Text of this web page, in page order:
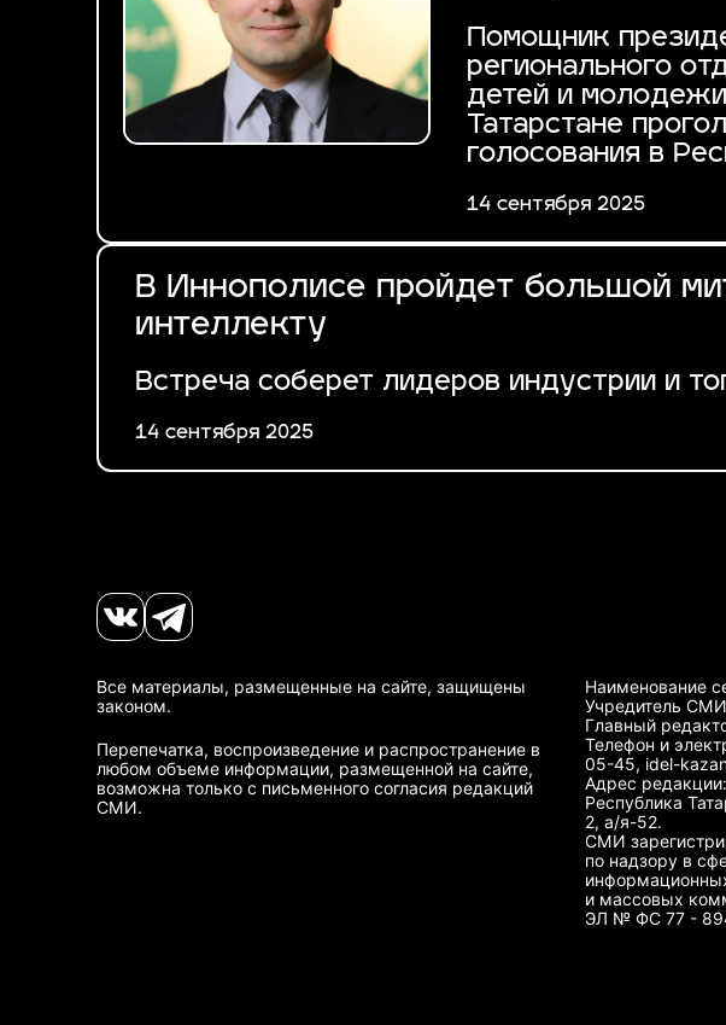
Помощник
регионального
детей и
Татарстане
голосования в
14 сентября 2025
В Иннополисе пройдет большой
интеллекту
Встреча соберет лидеров индустрии и
14 сентября 2025
Все материалы, размещенные на сайте, защищены
законом.
Перепечатка, воспроизведение и распространение в
любом объеме информации, размещенной на сайте,
возможна только с письменного согласия редакций
СМИ.
Наименование
Учредитель
Главный
Телефон и
05-45, idel-
Адрес
Республика
2, а/я-52.
СМИ
по надзору в
и массовых
ЭЛ № ФС 77 -